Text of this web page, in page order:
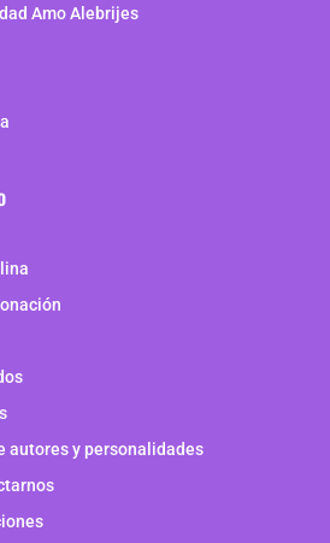
Amo Alebrijes
autores y personalidades